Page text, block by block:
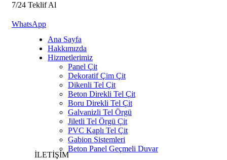
7/24 Teklif Al
WhatsApp
Ana Sayfa
Hakkımızda
Hizmetlerimiz
Panel Çit
Dekoratif Çim Çit
Dikenli Tel Çit
Beton Direkli Tel Çit
Boru Direkli Tel Çit
Galvanizli Tel Örgü
Jiletli Tel Örgü Çit
PVC Kaplı Tel Çit
Gabion Sistemleri
Beton Panel Geçmeli Duvar
İLETİŞİM